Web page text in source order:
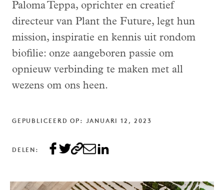
Paloma Teppa, oprichter en creatief
directeur van Plant the Future, legt hun
mission, inspiratie en kennis uit rondom
biofilie: onze aangeboren passie om
opnieuw verbinding te maken met all
wezens om ons heen.
GEPUBLICEERD OP: JANUARI 12, 2023
DELEN: